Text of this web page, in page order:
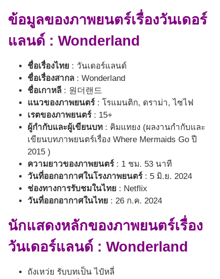
ข้อมูลของภาพยนตร์เรื่องวันเดอร์
แลนด์ : Wonderland
ชื่อเรื่องไทย : วันเดอร์แลนด์
ชื่อเรื่องสากล : Wonderland
ชื่อเกาหลี : 원더랜드
แนวของภาพยนตร์: โรแมนติก, ดราม่า, ไซไฟ
เรตของภาพยนตร์ : 15+
ผู้กำกับและผู้เขียนบท : คิมแทยง (ผลงานกำกับและ
เขียนบทภาพยนตร์เรื่อง Where Mermaids Go ปี
2015 )
ความยาวของภาพยนตร์ : 1 ชม. 53 นาที
วันที่ออกอากาศในโรงภาพยนตร์: 5 มิ.ย. 2024
ช่องทางการรับชมในไทย : Netflix
วันที่ออกอากาศในไทย : 26 ก.ค. 2024
นักแสดงหลักของภาพยนตร์เรื่อง
วันเดอร์แลนด์ : Wonderland
ถังเหว่ย รับบทเป็น ไป๋หลี่